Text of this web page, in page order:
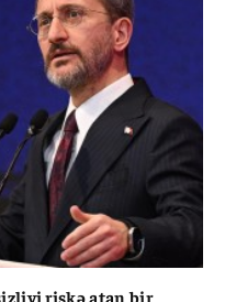
riskə atan bir